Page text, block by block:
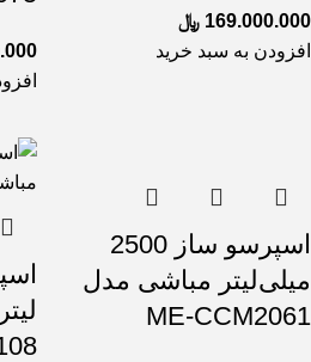
169.000.000 ﷼
افزودن به سبد خرید
اسپرسو ساز 2500
میلی‌لیتر مباشی مدل
ME-CCM2061